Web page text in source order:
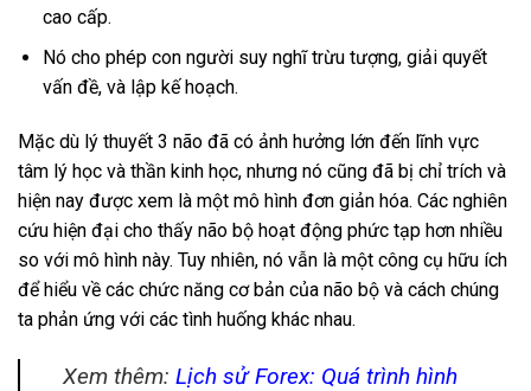
cao cấp.
Nó cho phép con người suy nghĩ trừu tượng, giải quyết
vấn đề, và lập kế hoạch.
Mặc dù lý thuyết 3 não đã có ảnh hưởng lớn đến lĩnh vực
tâm lý học và thần kinh học, nhưng nó cũng đã bị chỉ trích và
hiện nay được xem là một mô hình đơn giản hóa. Các nghiên
cứu hiện đại cho thấy não bộ hoạt động phức tạp hơn nhiều
so với mô hình này. Tuy nhiên, nó vẫn là một công cụ hữu ích
để hiểu về các chức năng cơ bản của não bộ và cách chúng
ta phản ứng với các tình huống khác nhau.
Xem thêm: Lịch sử Forex: Quá trình hình